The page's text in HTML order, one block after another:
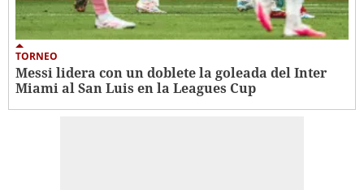
TORNEO
Messi lidera con un doblete la goleada del Inter
Miami al San Luis en la Leagues Cup